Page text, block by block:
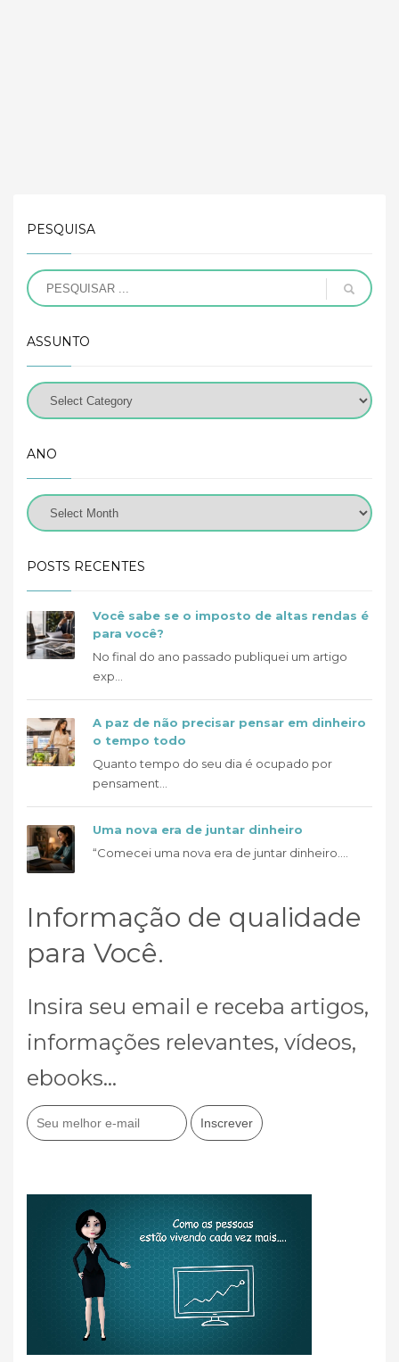
PESQUISA
ASSUNTO
ANO
POSTS RECENTES
Você sabe se o imposto de altas rendas é
para você?
No final do ano passado publiquei um artigo
exp...
A paz de não precisar pensar em dinheiro
o tempo todo
Quanto tempo do seu dia é ocupado por
pensament...
Uma nova era de juntar dinheiro
“Comecei uma nova era de juntar dinheiro....
Informação de qualidade
para Você.
Insira seu email e receba artigos,
informações relevantes, vídeos,
ebooks...